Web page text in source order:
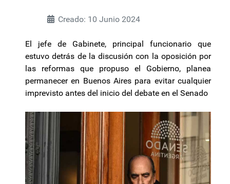
Creado: 10 Junio 2024
El jefe de Gabinete, principal funcionario que
estuvo detrás de la discusión con la oposición por
las reformas que propuso el Gobierno, planea
permanecer en Buenos Aires para evitar cualquier
imprevisto antes del inicio del debate en el Senado